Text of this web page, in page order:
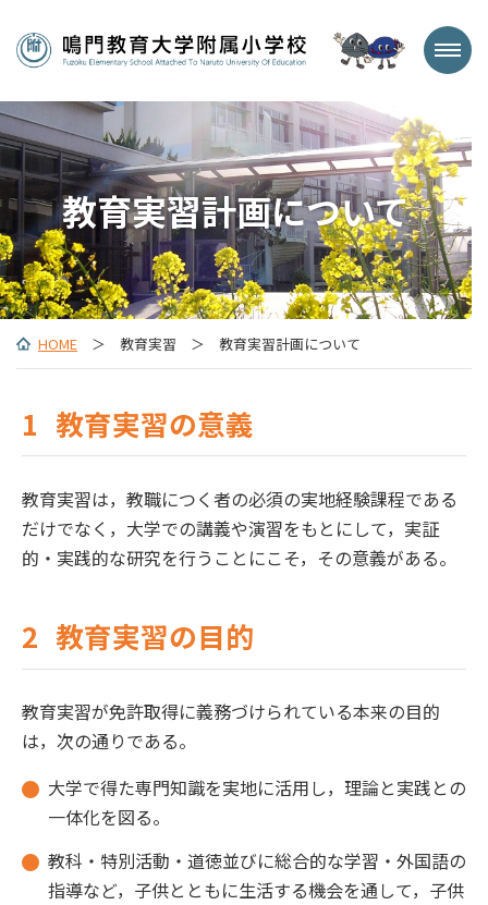
教育実習計画について
HOME ＞ 教育実習 ＞ 教育実習計画について
1 教育実習の意義
教育実習は，教職につく者の必須の実地経験課程である
だけでなく，大学での講義や演習をもとにして，実証
的・実践的な研究を行うことにこそ，その意義がある。
2 教育実習の目的
教育実習が免許取得に義務づけられている本来の目的
は，次の通りである。
大学で得た専門知識を実地に活用し，理論と実践との
一体化を図る。
教科・特別活動・道徳並びに総合的な学習・外国語の
指導など，子供とともに生活する機会を通して，子供